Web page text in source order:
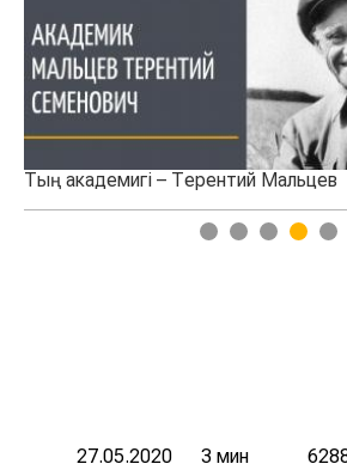
Тың академигі – Терентий Мальцев
1 2 3 4 5
27.05.2020 3 мин